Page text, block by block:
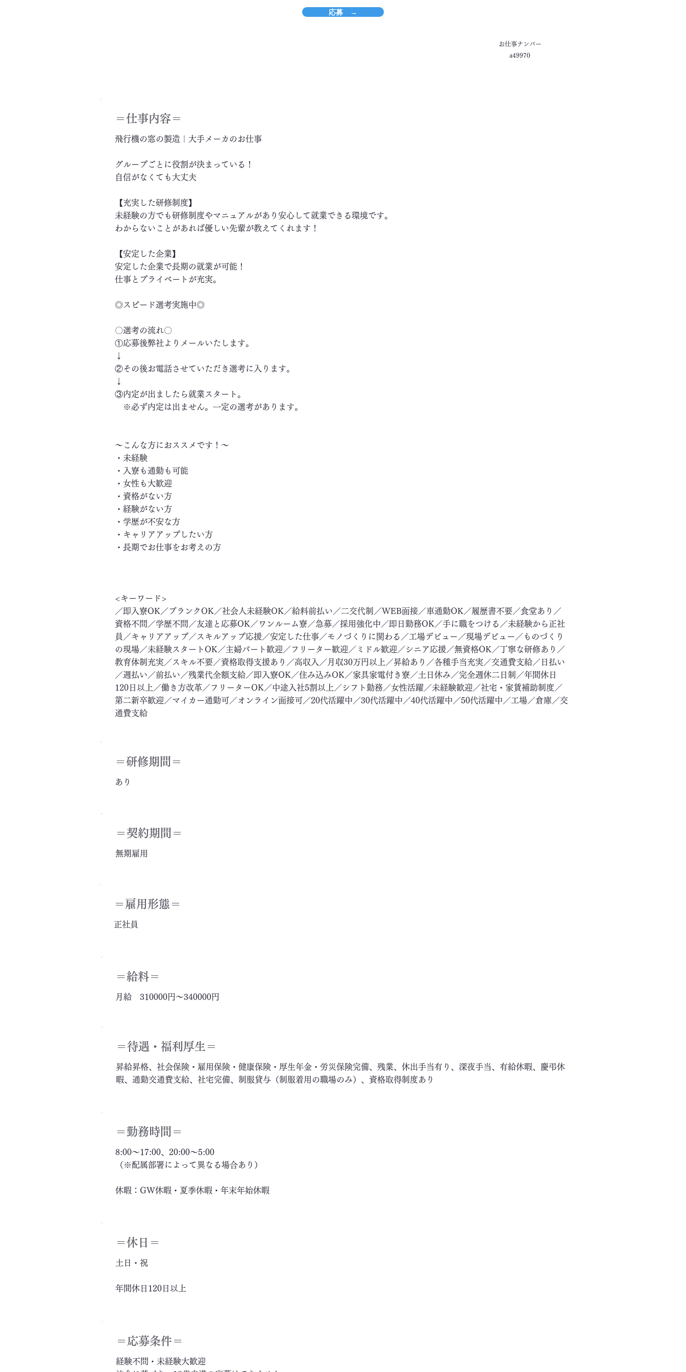
応募 →
お仕事ナンバー
a49970
＝​仕事内容＝
飛行機の窓の製造｜大手メーカのお仕事
グループごとに役割が決まっている！
自信がなくても大丈夫
【充実した研修制度】
未経験の方でも研修制度やマニュアルがあり安心して就業できる環境です。
わからないことがあれば優しい先輩が教えてくれます！
【安定した企業】
安定した企業で長期の就業が可能！
仕事とプライベートが充実。
◎スピード選考実施中◎
〇選考の流れ〇
①応募後弊社よりメールいたします。
↓
②その後お電話させていただき選考に入ります。
↓
③内定が出ましたら就業スタート。
※必ず内定は出ません。一定の選考があります。
～こんな方におススメです！～
・未経験
・入寮も通勤も可能
・女性も大歓迎
・資格がない方
・経験がない方
・学歴が不安な方
・キャリアアップしたい方
・長期でお仕事をお考えの方
<キーワード>
／即入寮OK／ブランクOK／社会人未経験OK／給料前払い／二交代制／WEB面接／車通勤OK／履歴書不要／食堂あり／
資格不問／学歴不問／友達と応募OK／ワンルーム寮／急募／採用強化中／即日勤務OK／手に職をつける／未経験から正社
員／キャリアアップ／スキルアップ応援／安定した仕事／モノづくりに関わる／工場デビュー／現場デビュー／ものづくり
の現場／未経験スタートOK／主婦パート歓迎／フリーター歓迎／ミドル歓迎／シニア応援／無資格OK／丁寧な研修あり／
教育体制充実／スキル不要／資格取得支援あり／高収入／月収30万円以上／昇給あり／各種手当充実／交通費支給／日払い
／週払い／前払い／残業代全額支給／即入寮OK／住み込みOK／家具家電付き寮／土日休み／完全週休二日制／年間休日
120日以上／働き方改革／フリーターOK／中途入社5割以上／シフト勤務／女性活躍／未経験歓迎／社宅・家賃補助制度／
第二新卒歓迎／マイカー通勤可／オンライン面接可／20代活躍中／30代活躍中／40代活躍中／50代活躍中／工場／倉庫／交
通費支給
＝​研修期間＝
あり
＝契約期間＝
無期雇用
＝雇用形態＝
正社員
＝給料＝
月給 310000円～340000円
＝​待遇・福利厚生＝
昇給昇格、社会保険・雇用保険・健康保険・厚生年金・労災保険完備、残業、休出手当有り、深夜手当、有給休暇、慶弔休
暇、通勤交通費支給、社宅完備、制服貸与（制服着用の職場のみ）、資格取得制度あり
＝勤務時間＝
8:00～17:00、20:00～5:00
（※配属部署によって異なる場合あり）
休暇：GW休暇・夏季休暇・年末年始休暇
＝休日＝
土日・祝
年間休日120日以上
＝応募条件＝
経験不問・未経験大歓迎